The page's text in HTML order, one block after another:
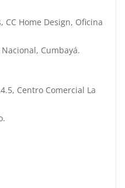
Home Design, Oficina
Cumbayá.
Centro Comercial La